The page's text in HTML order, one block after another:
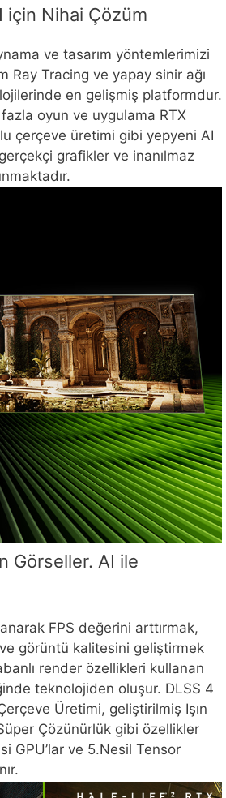
için Nihai Çözüm
ve tasarım yöntemlerimizi
Ray Tracing ve yapay sinir ağı
en gelişmiş platformdur.
fazla oyun ve uygulama RTX
çerçeve üretimi gibi yepyeni AI
grafikler ve inanılmaz
Görseller. AI ile
FPS değerini arttırmak,
görüntü kalitesini geliştirmek
render özellikleri kullanan
teknolojiden oluşur. DLSS 4
Üretimi, geliştirilmiş Işın
Çözünürlük gibi özellikler
GPU’lar ve 5.Nesil Tensor